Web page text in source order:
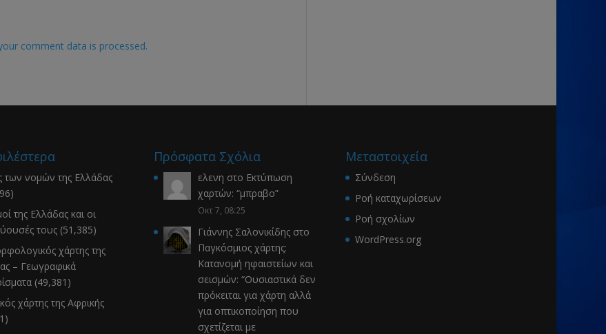
comment data is processed.
των νομών της Ελλάδας
της Ελλάδας και οι
τους (51,385)
χάρτης της
– Γεωγραφικά
(49,381)
χάρτης της Αφρικής
Πρόσφατα Σχόλια
ελενη στο Εκτύπωση
χαρτών: “μπραβο”
Οκτ 7, 08:25
Γιάννης Σαλονικίδης στο
Παγκόσμιος χάρτης:
Κατανομή ηφαιστείων και
σεισμών: “Ουσιαστικά δεν
πρόκειται για χάρτη αλλά
για οπτικοποίηση που
σχετίζεται με
Μεταστοιχεία
Σύνδεση
Ροή καταχωρίσεων
Ροή σχολίων
WordPress.org